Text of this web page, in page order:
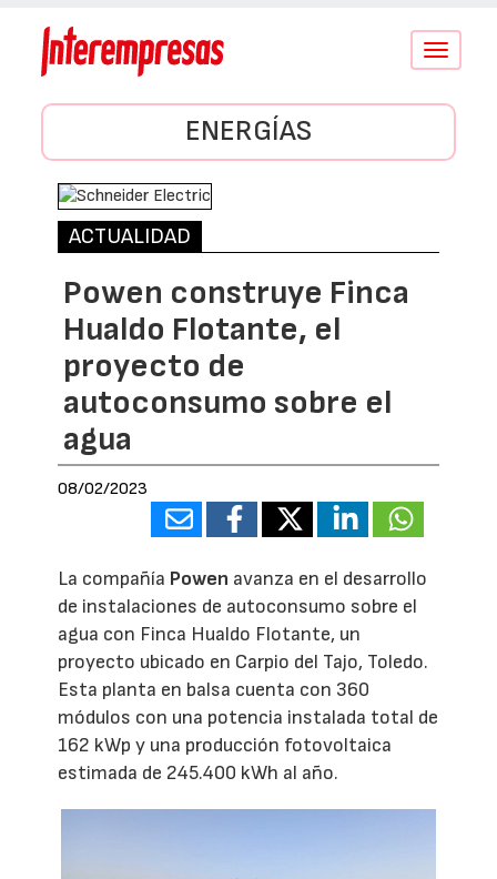
Conmutar
ENERGÍAS
ACTUALIDAD
Powen construye Finca
Hualdo Flotante, el
proyecto de
autoconsumo sobre el
agua
08/02/2023
La compañía Powen avanza en el desarrollo
de instalaciones de autoconsumo sobre el
agua con Finca Hualdo Flotante, un
proyecto ubicado en Carpio del Tajo, Toledo.
Esta planta en balsa cuenta con 360
módulos con una potencia instalada total de
162 kWp y una producción fotovoltaica
estimada de 245.400 kWh al año.